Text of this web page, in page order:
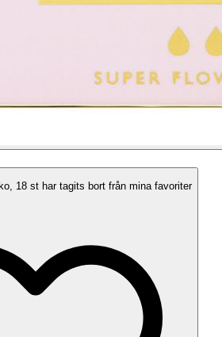
18 st har tagits bort från mina favoriter